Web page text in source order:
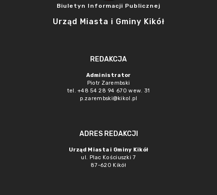
Biuletyn Informacji Publicznej
Urząd Miasta i Gminy Kikół
REDAKCJA
Administrator
Piotr Zarembski
tel. +48 54 28 94 670 wew. 31
p.zarembski@kikol.pl
ADRES REDAKCJI
Urząd Miasta i Gminy Kikół
ul. Plac Kościuszki 7
87-620 Kikół